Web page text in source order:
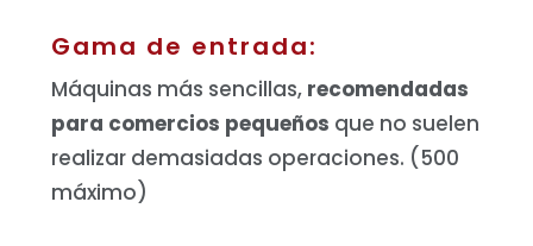
Gama de entrada:
Máquinas más sencillas, recomendadas
para comercios pequeños que no suelen
realizar demasiadas operaciones. (500
máximo)